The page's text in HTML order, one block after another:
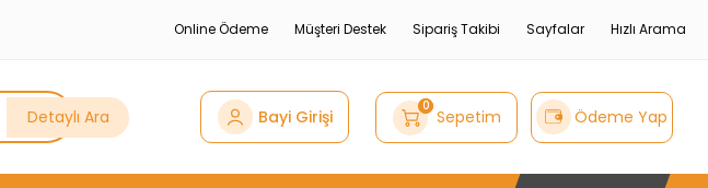
Online Ödeme Müşteri Destek Sipariş Takibi Sayfalar Hızlı Arama
Detaylı Ara Bayi Girişi 0 Sepetim Ödeme Yap